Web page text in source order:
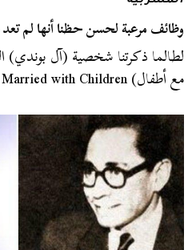
وظائف مرعبة لحسن حظنا أنها لم
لطالما ذكرتنا شخصية (آل
مع أطفال) Married with Children أن…